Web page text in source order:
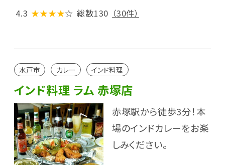
4.3 ★★★★☆ 総数130 （30件）
水戸市 カレー インド料理
インド料理 ラム 赤塚店
赤塚駅から徒歩3分！本
場のインドカレーをお楽
しみください。